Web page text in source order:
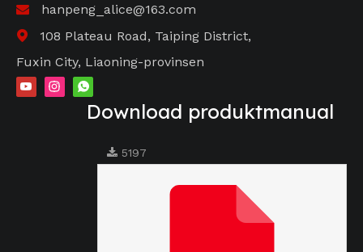
 hanpeng_alice@163.com

108 Plateau Road, Taiping District,
Fuxin City, Liaoning-provinsen
Download produktmanual
5197